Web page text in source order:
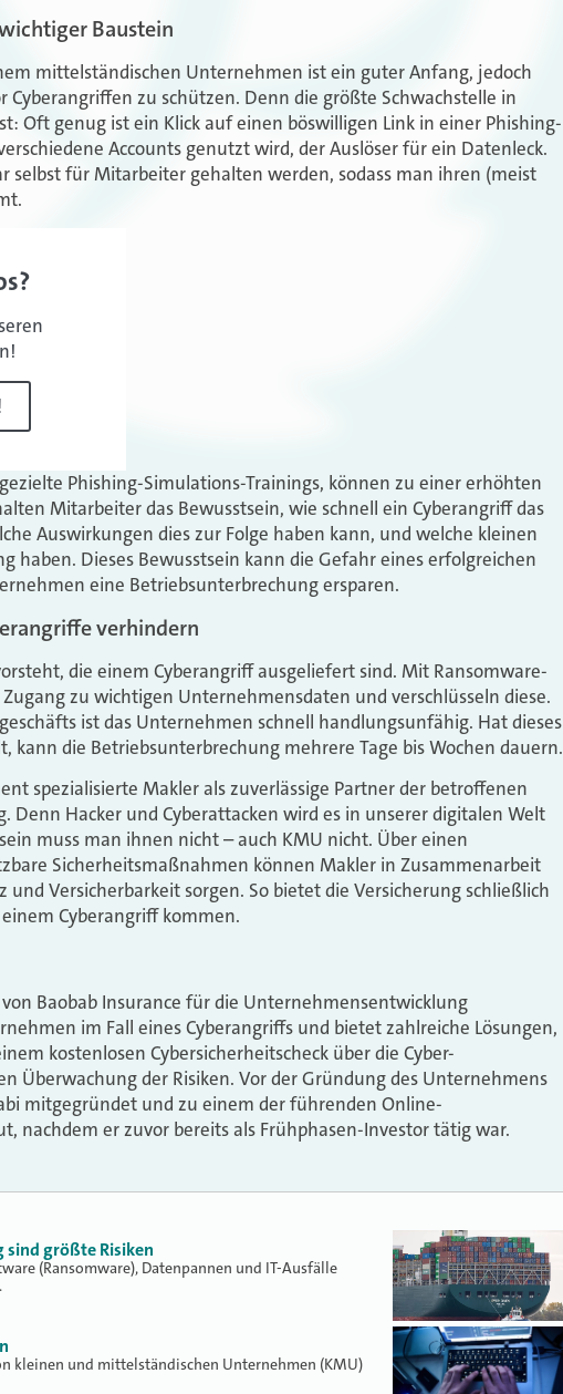
Baustein
mittelständischen Unternehmen ist ein guter Anfang, jedoch
Cyberangriffen zu schützen. Denn die größte Schwachstelle in
Oft genug ist ein Klick auf einen böswilligen Link in einer Phishing-
Accounts genutzt wird, der Auslöser für ein Datenleck.
selbst für Mitarbeiter gehalten werden, sodass man ihren (meist
Phishing-Simulations-Trainings, können zu einer erhöhten
Mitarbeiter das Bewusstsein, wie schnell ein Cyberangriff das
Auswirkungen dies zur Folge haben kann, und welche kleinen
haben. Dieses Bewusstsein kann die Gefahr eines erfolgreichen
eine Betriebsunterbrechung ersparen.
verhindern
die einem Cyberangriff ausgeliefert sind. Mit Ransomware-
zu wichtigen Unternehmensdaten und verschlüsseln diese.
ist das Unternehmen schnell handlungsunfähig. Hat dieses
kann die Betriebsunterbrechung mehrere Tage bis Wochen dauern.
spezialisierte Makler als zuverlässige Partner der betroffenen
Hacker und Cyberattacken wird es in unserer digitalen Welt
muss man ihnen nicht – auch KMU nicht. Über einen
Sicherheitsmaßnahmen können Makler in Zusammenarbeit
Versicherbarkeit sorgen. So bietet die Versicherung schließlich
Cyberangriff kommen.
Baobab Insurance für die Unternehmensentwicklung
im Fall eines Cyberangriffs und bietet zahlreiche Lösungen,
kostenlosen Cybersicherheitscheck über die Cyber-
Überwachung der Risiken. Vor der Gründung des Unternehmens
mitgegründet und zu einem der führenden Online-
nachdem er zuvor bereits als Frühphasen-Investor tätig war.
größte Risiken
(Ransomware), Datenpannen und IT-Ausfälle
kleinen und mittelständischen Unternehmen (KMU)